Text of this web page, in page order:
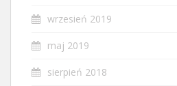
wrzesień 2019
maj 2019
sierpień 2018